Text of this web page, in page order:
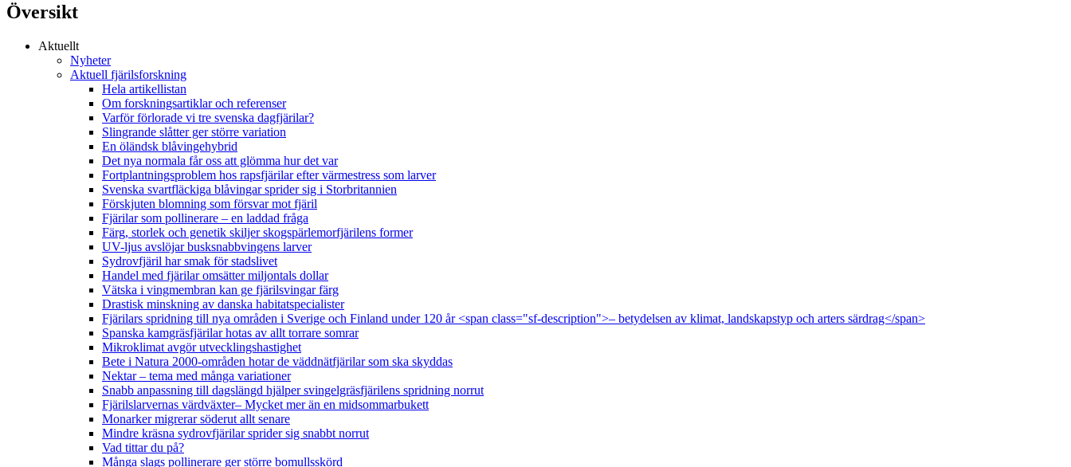
Översikt
Aktuellt
Nyheter
Aktuell fjärilsforskning
Hela artikellistan
Om forskningsartiklar och referenser
Varför förlorade vi tre svenska dagfjärilar?
Slingrande slåtter ger större variation
En öländsk blåvingehybrid
Det nya normala får oss att glömma hur det var
Fortplantningsproblem hos rapsfjärilar efter värmestress som larver
Svenska svartfläckiga blåvingar sprider sig i Storbritannien
Förskjuten blomning som försvar mot fjäril
Fjärilar som pollinerare – en laddad fråga
Färg, storlek och genetik skiljer skogspärlemorfjärilens former
UV-ljus avslöjar busksnabbvingens larver
Sydrovfjäril har smak för stadslivet
Handel med fjärilar omsätter miljontals dollar
Vätska i vingmembran kan ge fjärilsvingar färg
Drastisk minskning av danska habitatspecialister
Fjärilars spridning till nya områden i Sverige och Finland under 120 år <span class="sf-description">– betydelsen av klimat, landskapstyp och arters särdrag</span>
Spanska kamgräsfjärilar hotas av allt torrare somrar
Mikroklimat avgör utvecklingshastighet
Bete i Natura 2000-områden hotar de väddnätfjärilar som ska skyddas
Nektar – tema med många variationer
Snabb anpassning till dagslängd hjälper svingelgräsfjärilens spridning norrut
Fjärilslarvernas värdväxter– Mycket mer än en midsommarbukett
Monarker migrerar söderut allt senare
Mindre kräsna sydrovfjärilar sprider sig snabbt norrut
Vad tittar du på?
Många slags pollinerare ger större bomullsskörd